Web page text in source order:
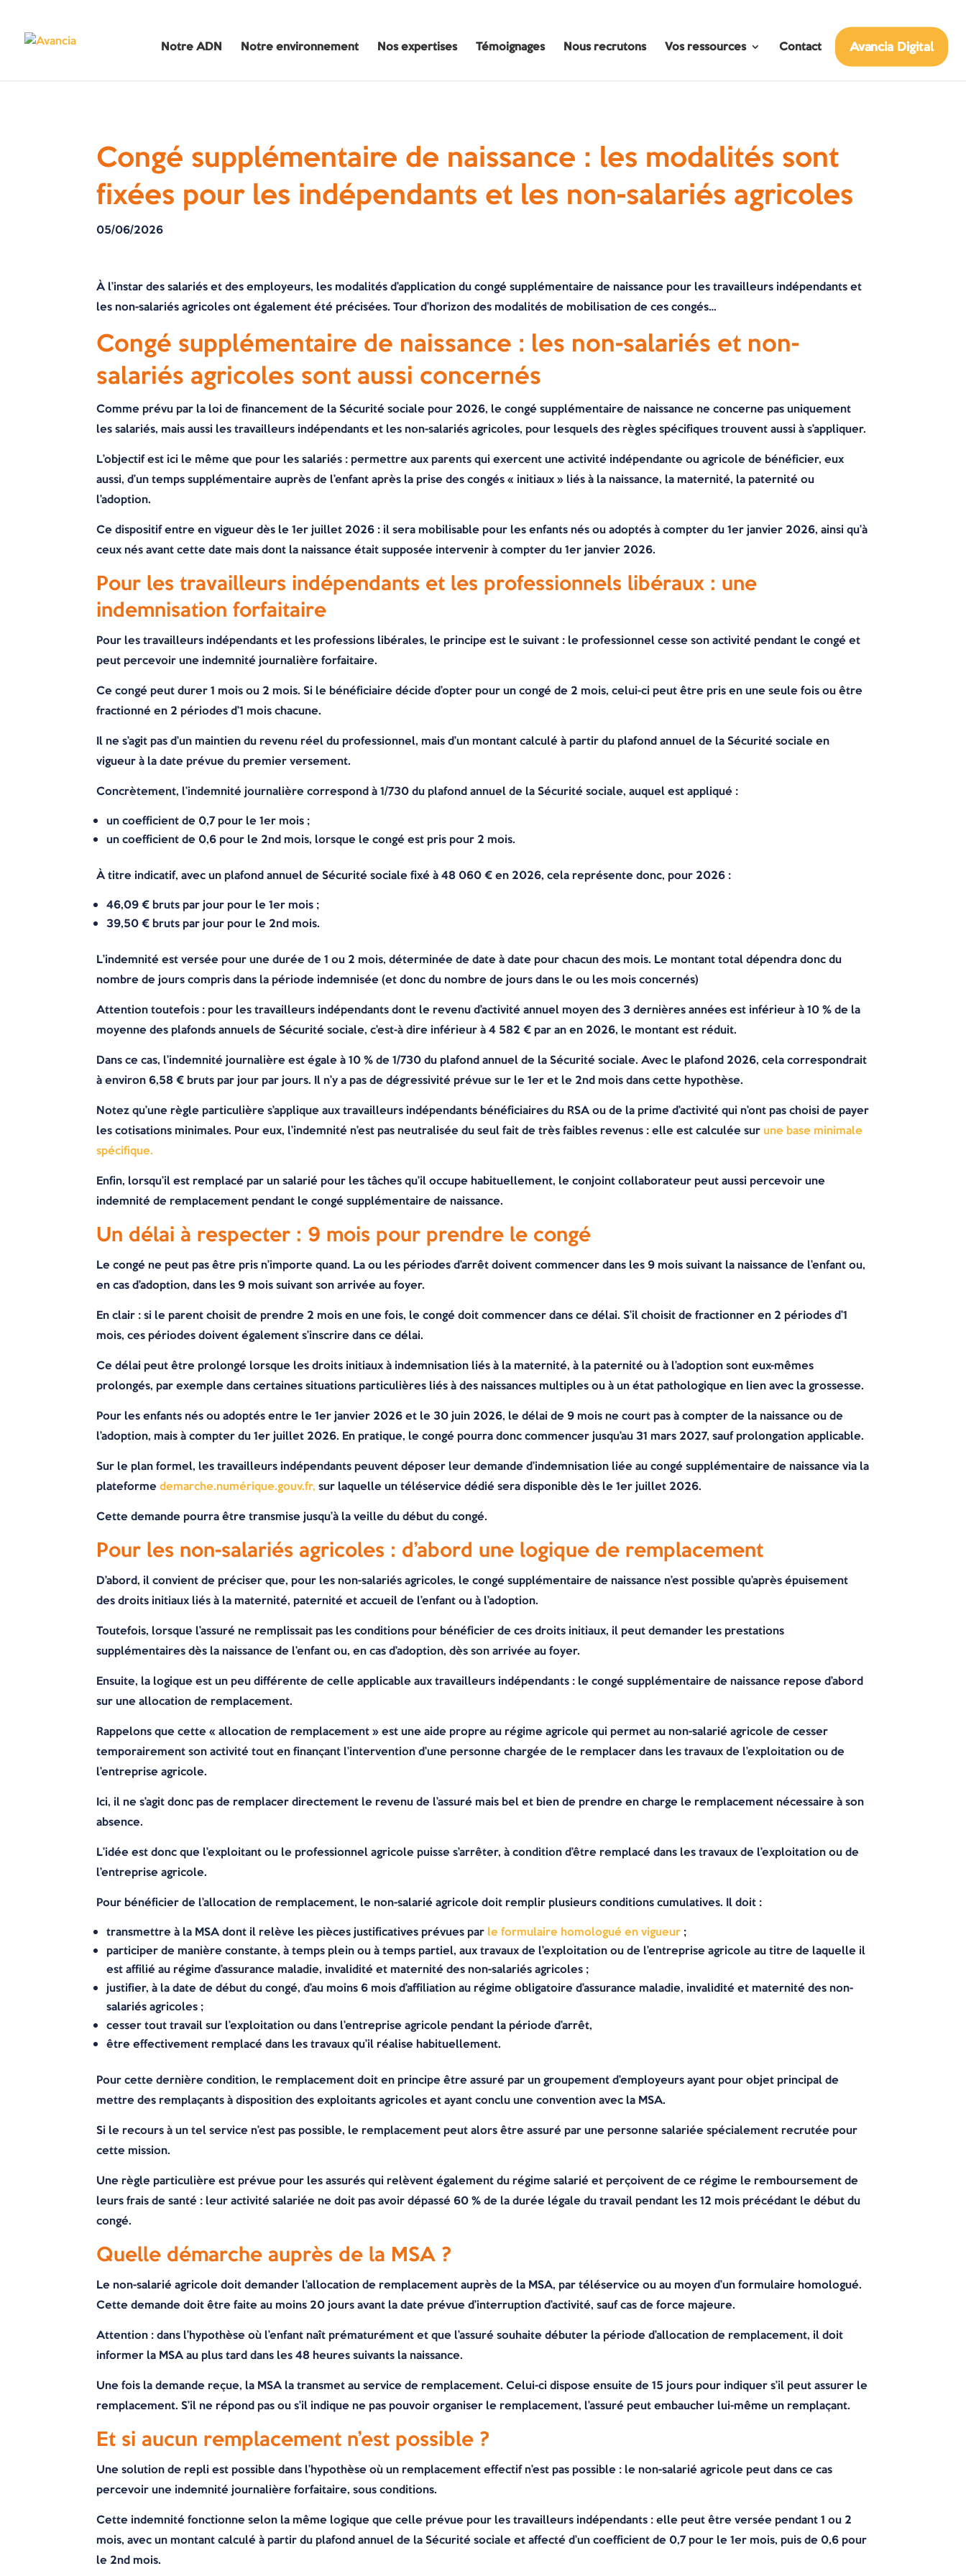
Notre ADN Notre environnement Nos expertises Témoignages Nous recrutons Vos ressources Contact Avancia Digital
Congé supplémentaire de naissance : les modalités sont
fixées pour les indépendants et les non-salariés agricoles
05/06/2026
À l’instar des salariés et des employeurs, les modalités d’application du congé supplémentaire de naissance pour les travailleurs indépendants et
les non-salariés agricoles ont également été précisées. Tour d’horizon des modalités de mobilisation de ces congés…
Congé supplémentaire de naissance : les non-salariés et non-
salariés agricoles sont aussi concernés
Comme prévu par la loi de financement de la Sécurité sociale pour 2026, le congé supplémentaire de naissance ne concerne pas uniquement
les salariés, mais aussi les travailleurs indépendants et les non-salariés agricoles, pour lesquels des règles spécifiques trouvent aussi à s’appliquer.
L’objectif est ici le même que pour les salariés : permettre aux parents qui exercent une activité indépendante ou agricole de bénéficier, eux
aussi, d’un temps supplémentaire auprès de l’enfant après la prise des congés « initiaux » liés à la naissance, la maternité, la paternité ou
l’adoption.
Ce dispositif entre en vigueur dès le 1er juillet 2026 : il sera mobilisable pour les enfants nés ou adoptés à compter du 1er janvier 2026, ainsi qu’à
ceux nés avant cette date mais dont la naissance était supposée intervenir à compter du 1er janvier 2026.
Pour les travailleurs indépendants et les professionnels libéraux : une
indemnisation forfaitaire
Pour les travailleurs indépendants et les professions libérales, le principe est le suivant : le professionnel cesse son activité pendant le congé et
peut percevoir une indemnité journalière forfaitaire.
Ce congé peut durer 1 mois ou 2 mois. Si le bénéficiaire décide d’opter pour un congé de 2 mois, celui-ci peut être pris en une seule fois ou être
fractionné en 2 périodes d’1 mois chacune.
Il ne s’agit pas d’un maintien du revenu réel du professionnel, mais d’un montant calculé à partir du plafond annuel de la Sécurité sociale en
vigueur à la date prévue du premier versement.
Concrètement, l’indemnité journalière correspond à 1/730 du plafond annuel de la Sécurité sociale, auquel est appliqué :
un coefficient de 0,7 pour le 1er mois ;
un coefficient de 0,6 pour le 2nd mois, lorsque le congé est pris pour 2 mois.
À titre indicatif, avec un plafond annuel de Sécurité sociale fixé à 48 060 € en 2026, cela représente donc, pour 2026 :
46,09 € bruts par jour pour le 1er mois ;
39,50 € bruts par jour pour le 2nd mois.
L’indemnité est versée pour une durée de 1 ou 2 mois, déterminée de date à date pour chacun des mois. Le montant total dépendra donc du
nombre de jours compris dans la période indemnisée (et donc du nombre de jours dans le ou les mois concernés)
Attention toutefois : pour les travailleurs indépendants dont le revenu d’activité annuel moyen des 3 dernières années est inférieur à 10 % de la
moyenne des plafonds annuels de Sécurité sociale, c’est-à dire inférieur à 4 582 € par an en 2026, le montant est réduit.
Dans ce cas, l’indemnité journalière est égale à 10 % de 1/730 du plafond annuel de la Sécurité sociale. Avec le plafond 2026, cela correspondrait
à environ 6,58 € bruts par jour par jours. Il n’y a pas de dégressivité prévue sur le 1er et le 2nd mois dans cette hypothèse.
Notez qu’une règle particulière s’applique aux travailleurs indépendants bénéficiaires du RSA ou de la prime d’activité qui n’ont pas choisi de payer
les cotisations minimales. Pour eux, l’indemnité n’est pas neutralisée du seul fait de très faibles revenus : elle est calculée surune base minimale
spécifique.
Enfin, lorsqu’il est remplacé par un salarié pour les tâches qu’il occupe habituellement, le conjoint collaborateur peut aussi percevoir une
indemnité de remplacement pendant le congé supplémentaire de naissance.
Un délai à respecter : 9 mois pour prendre le congé
Le congé ne peut pas être pris n’importe quand. La ou les périodes d’arrêt doivent commencer dans les 9 mois suivant la naissance de l’enfant ou,
en cas d’adoption, dans les 9 mois suivant son arrivée au foyer.
En clair : si le parent choisit de prendre 2 mois en une fois, le congé doit commencer dans ce délai. S’il choisit de fractionner en 2 périodes d’1
mois, ces périodes doivent également s’inscrire dans ce délai.
Ce délai peut être prolongé lorsque les droits initiaux à indemnisation liés à la maternité, à la paternité ou à l’adoption sont eux-mêmes
prolongés, par exemple dans certaines situations particulières liés à des naissances multiples ou à un état pathologique en lien avec la grossesse.
Pour les enfants nés ou adoptés entre le 1er janvier 2026 et le 30 juin 2026, le délai de 9 mois ne court pas à compter de la naissance ou de
l’adoption, mais à compter du 1er juillet 2026. En pratique, le congé pourra donc commencer jusqu’au 31 mars 2027, sauf prolongation applicable.
Sur le plan formel, les travailleurs indépendants peuvent déposer leur demande d’indemnisation liée au congé supplémentaire de naissance via la
plateformedemarche.numérique.gouv.fr, sur laquelle un téléservice dédié sera disponible dès le 1er juillet 2026.
Cette demande pourra être transmise jusqu’à la veille du début du congé.
Pour les non-salariés agricoles : d’abord une logique de remplacement
D’abord, il convient de préciser que, pour les non-salariés agricoles, le congé supplémentaire de naissance n’est possible qu’après épuisement
des droits initiaux liés à la maternité, paternité et accueil de l’enfant ou à l’adoption.
Toutefois, lorsque l’assuré ne remplissait pas les conditions pour bénéficier de ces droits initiaux, il peut demander les prestations
supplémentaires dès la naissance de l’enfant ou, en cas d’adoption, dès son arrivée au foyer.
Ensuite, la logique est un peu différente de celle applicable aux travailleurs indépendants : le congé supplémentaire de naissance repose d’abord
sur une allocation de remplacement.
Rappelons que cette « allocation de remplacement » est une aide propre au régime agricole qui permet au non-salarié agricole de cesser
temporairement son activité tout en finançant l’intervention d’une personne chargée de le remplacer dans les travaux de l’exploitation ou de
l’entreprise agricole.
Ici, il ne s’agit donc pas de remplacer directement le revenu de l’assuré mais bel et bien de prendre en charge le remplacement nécessaire à son
absence.
L’idée est donc que l’exploitant ou le professionnel agricole puisse s’arrêter, à condition d’être remplacé dans les travaux de l’exploitation ou de
l’entreprise agricole.
Pour bénéficier de l’allocation de remplacement, le non-salarié agricole doit remplir plusieurs conditions cumulatives. Il doit :
transmettre à la MSA dont il relève les pièces justificatives prévues par le formulaire homologué en vigueur ;
participer de manière constante, à temps plein ou à temps partiel, aux travaux de l’exploitation ou de l’entreprise agricole au titre de laquelle il
est affilié au régime d’assurance maladie, invalidité et maternité des non-salariés agricoles ;
justifier, à la date de début du congé, d’au moins 6 mois d’affiliation au régime obligatoire d’assurance maladie, invalidité et maternité des non-
salariés agricoles ;
cesser tout travail sur l’exploitation ou dans l’entreprise agricole pendant la période d’arrêt,
être effectivement remplacé dans les travaux qu’il réalise habituellement.
Pour cette dernière condition, le remplacement doit en principe être assuré par un groupement d’employeurs ayant pour objet principal de
mettre des remplaçants à disposition des exploitants agricoles et ayant conclu une convention avec la MSA.
Si le recours à un tel service n’est pas possible, le remplacement peut alors être assuré par une personne salariée spécialement recrutée pour
cette mission.
Une règle particulière est prévue pour les assurés qui relèvent également du régime salarié et perçoivent de ce régime le remboursement de
leurs frais de santé : leur activité salariée ne doit pas avoir dépassé 60 % de la durée légale du travail pendant les 12 mois précédant le début du
congé.
Quelle démarche auprès de la MSA ?
Le non-salarié agricole doit demander l’allocation de remplacement auprès de la MSA, par téléservice ou au moyen d’un formulaire homologué.
Cette demande doit être faite au moins 20 jours avant la date prévue d’interruption d’activité, sauf cas de force majeure.
Attention : dans l’hypothèse où l’enfant naît prématurément et que l’assuré souhaite débuter la période d’allocation de remplacement, il doit
informer la MSA au plus tard dans les 48 heures suivants la naissance.
Une fois la demande reçue, la MSA la transmet au service de remplacement. Celui-ci dispose ensuite de 15 jours pour indiquer s’il peut assurer le
remplacement. S’il ne répond pas ou s’il indique ne pas pouvoir organiser le remplacement, l’assuré peut embaucher lui-même un remplaçant.
Et si aucun remplacement n’est possible ?
Une solution de repli est possible dans l’hypothèse où un remplacement effectif n’est pas possible : le non-salarié agricole peut dans ce cas
percevoir une indemnité journalière forfaitaire, sous conditions.
Cette indemnité fonctionne selon la même logique que celle prévue pour les travailleurs indépendants : elle peut être versée pendant 1 ou 2
mois, avec un montant calculé à partir du plafond annuel de la Sécurité sociale et affecté d’un coefficient de 0,7 pour le 1er mois, puis de 0,6 pour
le 2nd mois.